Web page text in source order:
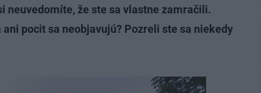
neuvedomíte, že ste sa vlastne zamračili.
pocit sa neobjavujú? Pozreli ste sa niekedy